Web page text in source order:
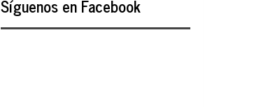
Síguenos en Facebook